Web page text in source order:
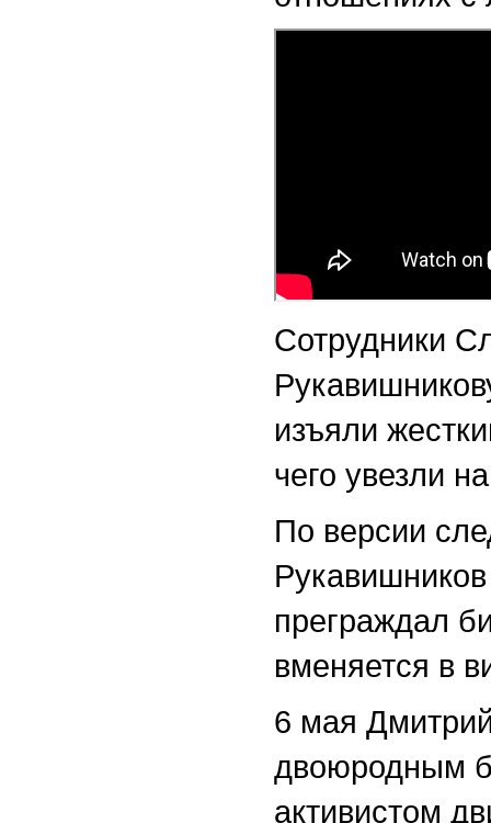
Сотрудники
изъяли
чего увезли
По версии
преграждал
вменяется в
6 мая
двоюродным
активистом